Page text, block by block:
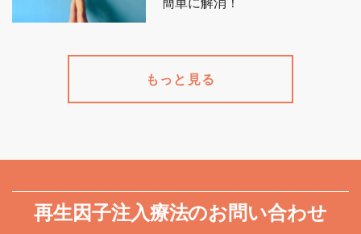
もっと見る
再生因子注入療法のお問い合わせ